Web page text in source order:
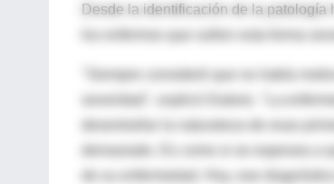
Desde la identificación de la
"Siempre consideré que no había
desentrañar la naturaleza de esas
demasiado. Es como si se esperara a
de su enfermedad. Hoy, ese